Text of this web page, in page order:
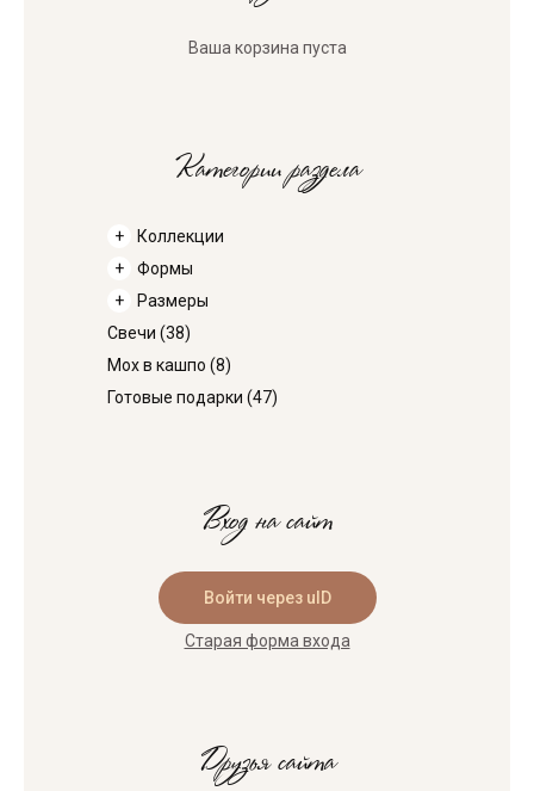
Ваша корзина пуста
Категории раздела
Коллекции
Формы
Размеры
Свечи (38)
Мох в кашпо (8)
Готовые подарки (47)
Вход на сайт
Войти через uID
Старая форма входа
Друзья сайта